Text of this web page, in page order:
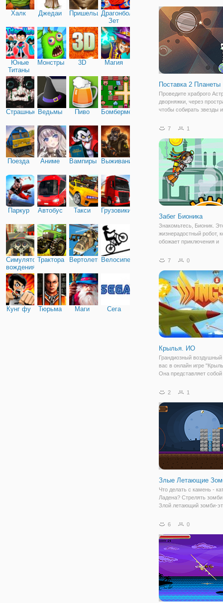
Халк Джедаи ПришельцыДрагонболл
Зет
Юные
Титаны
Монстры 3D Магия
Страшные Ведьмы Пиво Бомбермен
Поезда Аниме Вампиры Выживание
Паркур Автобус Такси Грузовики
Симулятор
вождения
Трактора ВертолетыВелосипед
Кунг фу Тюрьма Маги Сега
Поставка 2 Планеты
Проведите храброго
дворняжки, через
чтобы собирать звезды
Корректировать
Двигаться Ракета, чтобы
планет в
7 1
Забег Бионика
Знакомьтесь, Бионик.
жизнерадостный робот,
обожает приключения и
бесплатной онлайн игре
вызов и отправляется
приключения. Здесь вы
7 0
Крылья. ИО
Грандиозный воздушный
вас в онлайн игре
Она представляет
перемещаться по всему
пространству,
2 1
Злые Летающие
Что делать с камень -
Ладена? Стрелять
Злой летающий зомби-
6
0